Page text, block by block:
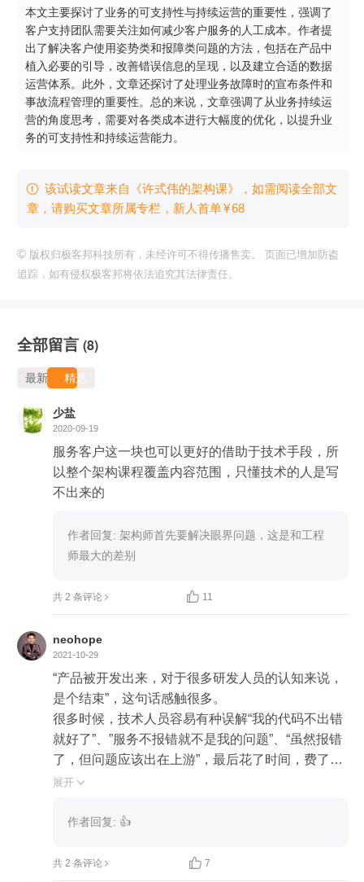
本文主要探讨了业务的可支持性与持续运营的重要性，强调了
客户支持团队需要关注如何减少客户服务的人工成本。作者提
出了解决客户使用姿势类和报障类问题的方法，包括在产品中
植入必要的引导，改善错误信息的呈现，以及建立合适的数据
运营体系。此外，文章还探讨了处理业务故障时的宣布条件和
事故流程管理的重要性。总的来说，文章强调了从业务持续运
营的角度思考，需要对各类成本进行大幅度的优化，以提升业
务的可支持性和持续运营能力。
 该试读文章来自《许式伟的架构课》，如需阅读全部文
章，请购买文章所属专栏 ，新⼈⾸单¥68
© 版权归极客邦科技所有，未经许可不得传播售卖。 页面已增加防盗
追踪，如有侵权极客邦将依法追究其法律责任。
全部留言 (8)
最新 精选
少盐
2020-09-19
服务客户这一块也可以更好的借助于技术手段，所
以整个架构课程覆盖内容范围，只懂技术的人是写
不出来的
作者回复: 架构师首先要解决眼界问题，这是和工程
师最大的差别
共 2 条评论  11
neohope
2021-10-29
“产品被开发出来，对于很多研发人员的认知来说，
是个结束”，这句话感触很多。
很多时候，技术人员容易有种误解“我的代码不出错
就好了”、”服务不报错就不是我的问题”、“虽然报错
了，但问题应该出在上游”，最后花了时间，费了精
力，问题仍不能被解决。但资深人员就会有一个意
做的是，推动业务问题解决，而不是自己的代码不
展开 
作者回复: 👍
共 2 条评论  7